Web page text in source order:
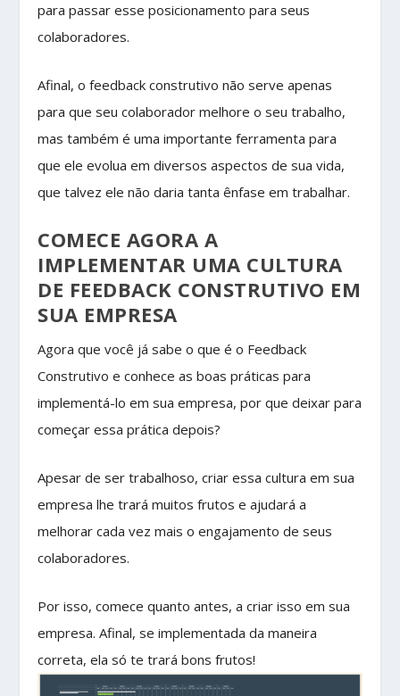
para passar esse posicionamento para seus
colaboradores.
Afinal, o feedback construtivo não serve apenas
para que seu colaborador melhore o seu trabalho,
mas também é uma importante ferramenta para
que ele evolua em diversos aspectos de sua vida,
que talvez ele não daria tanta ênfase em trabalhar.
COMECE AGORA A
IMPLEMENTAR UMA CULTURA
DE FEEDBACK CONSTRUTIVO EM
SUA EMPRESA
Agora que você já sabe o que é o Feedback
Construtivo e conhece as boas práticas para
implementá-lo em sua empresa, por que deixar para
começar essa prática depois?
Apesar de ser trabalhoso, criar essa cultura em sua
empresa lhe trará muitos frutos e ajudará a
melhorar cada vez mais o engajamento de seus
colaboradores.
Por isso, comece quanto antes, a criar isso em sua
empresa. Afinal, se implementada da maneira
correta, ela só te trará bons frutos!